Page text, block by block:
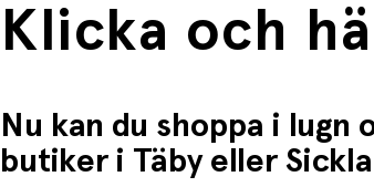
Klicka och
Nu kan du shoppa i
butiker i Täby eller